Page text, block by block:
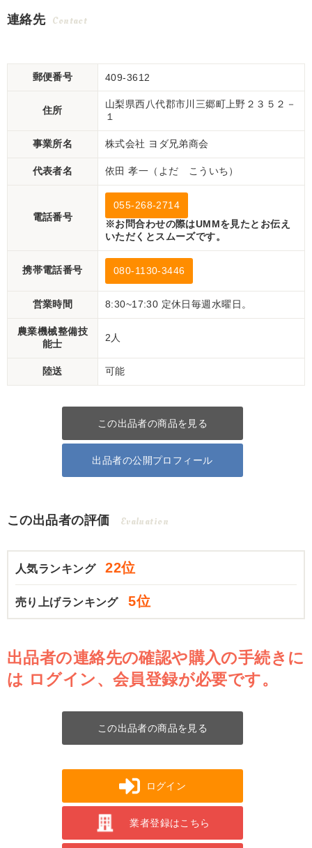
連絡先 Contact
郵便番号 409-3612
住所
山梨県西八代郡市川三郷町上野２３５２－
１
事業所名 株式会社 ヨダ兄弟商会
代表者名 依田 孝一（よだ こういち）
電話番号
055-268-2714
※お問合わせの際はUMMを見たとお伝え
いただくとスムーズです。
携帯電話番号 080-1130-3446
営業時間 8:30~17:30 定休日毎週水曜日。
農業機械整備技
能士
2人
陸送 可能
この出品者の商品を見る
出品者の公開プロフィール
この出品者の評価 Evaluation
人気ランキング 22位
売り上げランキング 5位
出品者の連絡先の確認や購入の手続きに
は ログイン、会員登録が必要です。
この出品者の商品を見る
ログイン
業者登録はこちら